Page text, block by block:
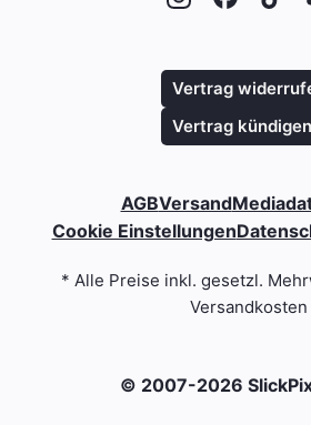
© 2007-2026
AGBVersand
Cookie Einstellungen
Vertrag
Vertrag kündigen
* Alle Preise inkl. gesetzl.
Versandkosten